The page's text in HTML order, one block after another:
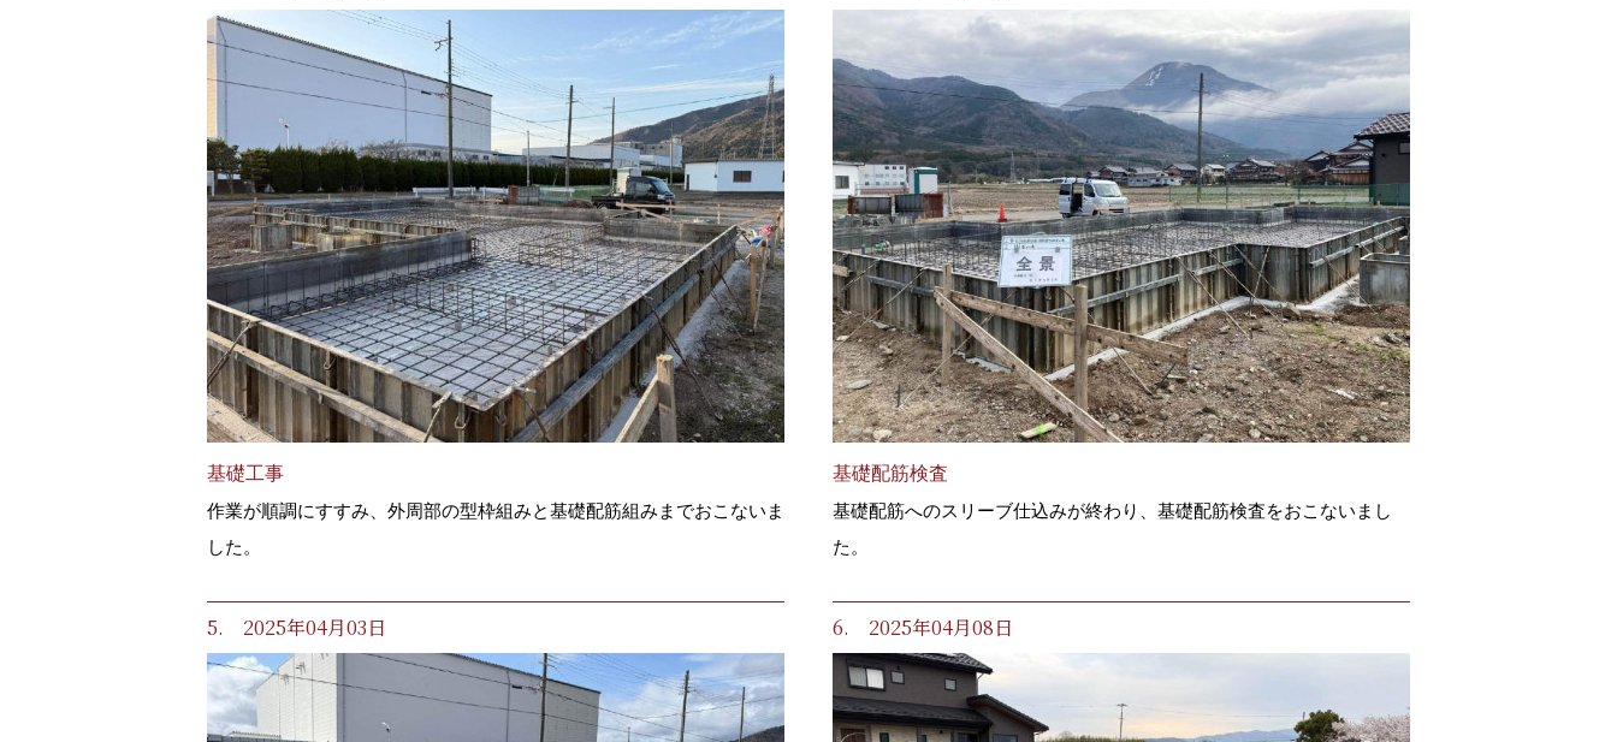
基礎工事
作業が順調にすすみ、外周部の型枠組みと基礎配筋組みまでおこないま
した。
基礎配筋検査
基礎配筋へのスリーブ仕込みが終わり、基礎配筋検査をおこないまし
た。
5. 2025年04月03日 6. 2025年04月08日